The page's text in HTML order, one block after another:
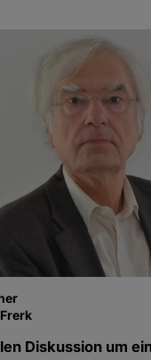
Diskussion um